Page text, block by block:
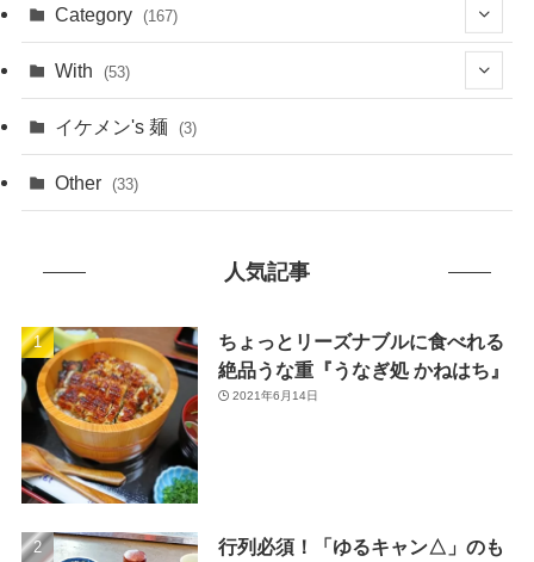
(1)
(38)
(1)
(3)
(26)
Category (167)
(114)
With (53)
(15)
(43)
(49)
イケメン's 麺 (3)
Other (33)
人気記事
ちょっとリーズナブルに食べれる
絶品うな重『うなぎ処 かねはち』
2021年6月14日
行列必須！「ゆるキャン△」のも